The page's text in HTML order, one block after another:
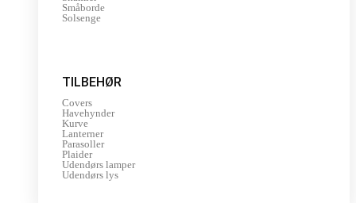
Småborde
Solsenge
TILBEHØR
Covers
Havehynder
Kurve
Lanterner
Parasoller
Plaider
Udendørs lamper
Udendørs lys